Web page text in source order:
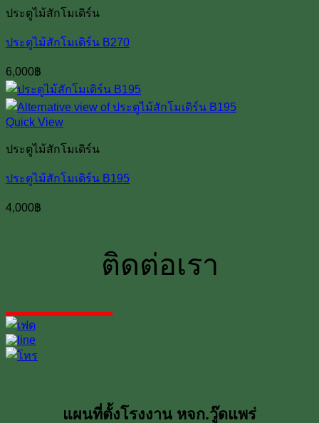
ประตูไม้สักโมเดิร์น
ประตูไม้สักโมเดิร์น B270
6,000฿
Quick View
ประตูไม้สักโมเดิร์น
ประตูไม้สักโมเดิร์น B195
4,000฿
ติดต่อเรา
แผนที่ตั้งโรงงาน หจก.วู๊ดแพร่